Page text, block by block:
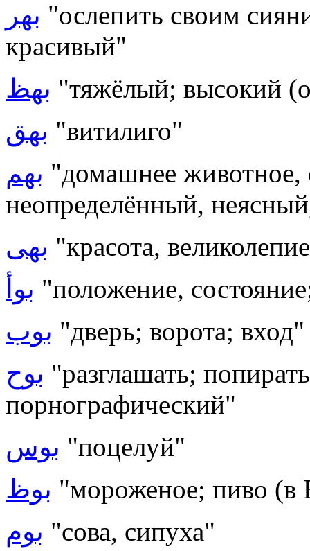
بهر "ослепить своим
красивый"
بهظ "тяжёлый; высокий
بهق "витилиго"
بهم "домашнее животное,
неопределённый,
بهى "красота,
بوأ "положение,
بوب "дверь; ворота; вход"
بوح "разглашать;
порнографический"
بوس "поцелуй"
بوظ "мороженое; пиво (в
بوم "сова, сипуха"